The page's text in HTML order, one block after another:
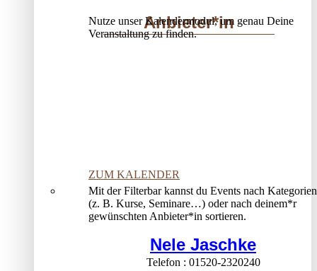
Nutze unser Kalendermodul, um genau Deine
Veranstaltung zu finden.
ZUM KALENDER
Mit der Filterbar kannst du Events nach Kategorien
(z. B. Kurse, Seminare…) oder nach deinem*r
gewünschten Anbieter*in sortieren.
Anbieter*in
Nele Jaschke
Telefon
01520-2320240